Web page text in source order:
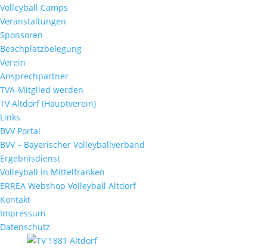
Volleyball Camps
Veranstaltungen
Sponsoren
Beachplatzbelegung
Verein
Ansprechpartner
TVA-Mitglied werden
TV Altdorf (Hauptverein)
Links
BVV Portal
BVV – Bayerischer Volleyballverband
Ergebnisdienst
Volleyball in Mittelfranken
ERREA Webshop Volleyball Altdorf
Kontakt
Impressum
Datenschutz